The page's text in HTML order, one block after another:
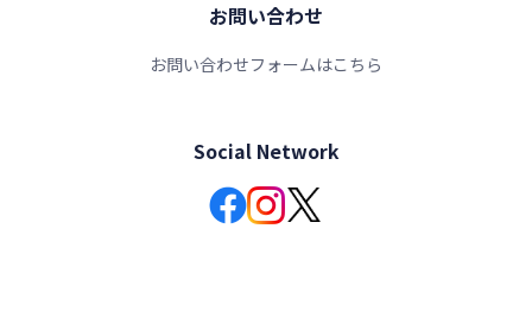
お問い合わせ
お問い合わせフォームはこちら
Social Network